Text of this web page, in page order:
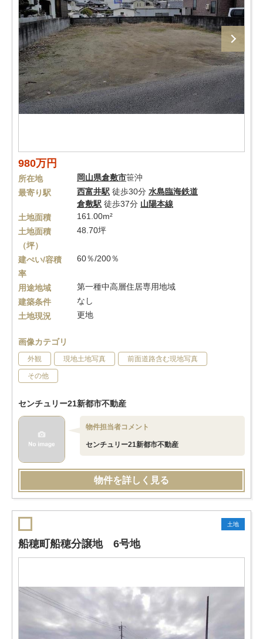
980万円
所在地 岡山県倉敷市笹沖
最寄り駅
西富井駅 徒歩30分 水島臨海鉄道
倉敷駅 徒歩37分 山陽本線
土地面積
161.00m²
土地面積
（坪）
48.70坪
建ぺい/容積
率
60％/200％
用途地域
第一種中高層住居専用地域
建築条件
なし
土地現況
更地
画像カテゴリ
外観 現地土地写真 前面道路含む現地写真
その他
センチュリー21新都市不動産
物件担当者コメント
センチュリー21新都市不動産
物件を詳しく見る
土地
船穂町船穂分譲地 6号地